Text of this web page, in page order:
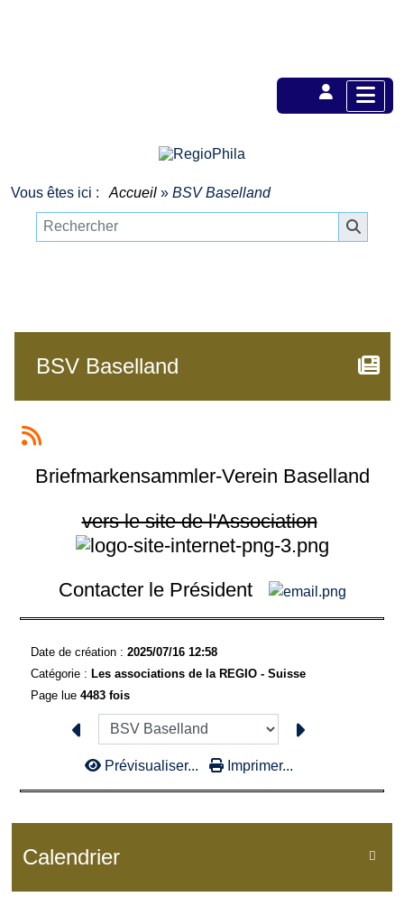
Vous êtes ici : Accueil » BSV Baselland

Calendrier
BSV Baselland
Briefmarkensammler-Verein Baselland
vers le site de l'Association
Contacter le Président
Date de création : 2025/07/16 12:58
Catégorie : Les associations de la REGIO - Suisse
Page lue 4483 fois
Prévisualiser... Imprimer...